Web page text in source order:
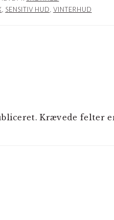
, SENSITIV HUD, VINTERHUD
Krævede felter